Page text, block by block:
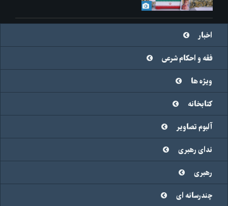
اخبار
فقه و احکام شرعی
ویژه ها
کتابخانه
آلبوم تصاویر
ندای رهبری
رهبری
چندرسانه ای